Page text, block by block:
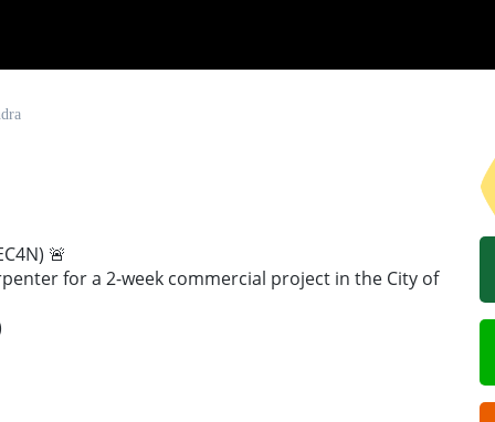
🚨
for a 2-week commercial project in the City of